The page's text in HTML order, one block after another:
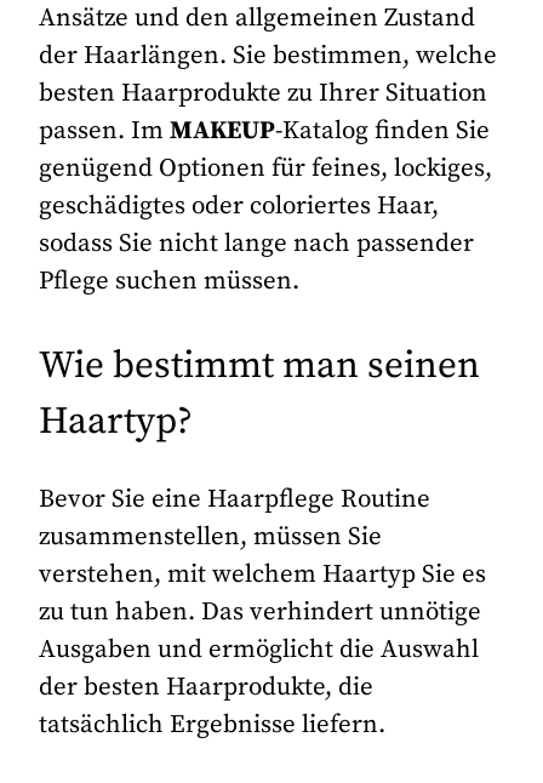
Ansätze und den allgemeinen Zustand
der Haarlängen. Sie bestimmen, welche
besten Haarprodukte zu Ihrer Situation
passen. ImMAKEUP-Katalog finden Sie
genügend Optionen für feines, lockiges,
geschädigtes oder coloriertes Haar,
sodass Sie nicht lange nach passender
Pflege suchen müssen.
Wie bestimmt man seinen
Haartyp?
Bevor Sie eine Haarpflege Routine
zusammenstellen, müssen Sie
verstehen, mit welchem Haartyp Sie es
zu tun haben. Das verhindert unnötige
Ausgaben und ermöglicht die Auswahl
der besten Haarprodukte, die
tatsächlich Ergebnisse liefern.